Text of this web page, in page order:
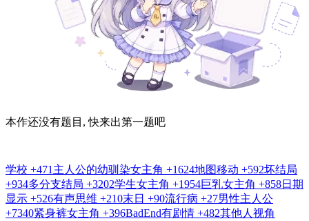
本作还没有题目, 快来出第一题吧
学校 +471主人公的幼驯染女主角 +1624地图移动 +592坏结局
+934多分支结局 +3202学生女主角 +1954巨乳女主角 +858日期
显示 +526有声思维 +210末日 +90流行病 +27男性主人公
+7340紧身裤女主角 +396BadEnd有剧情 +482其他人视角